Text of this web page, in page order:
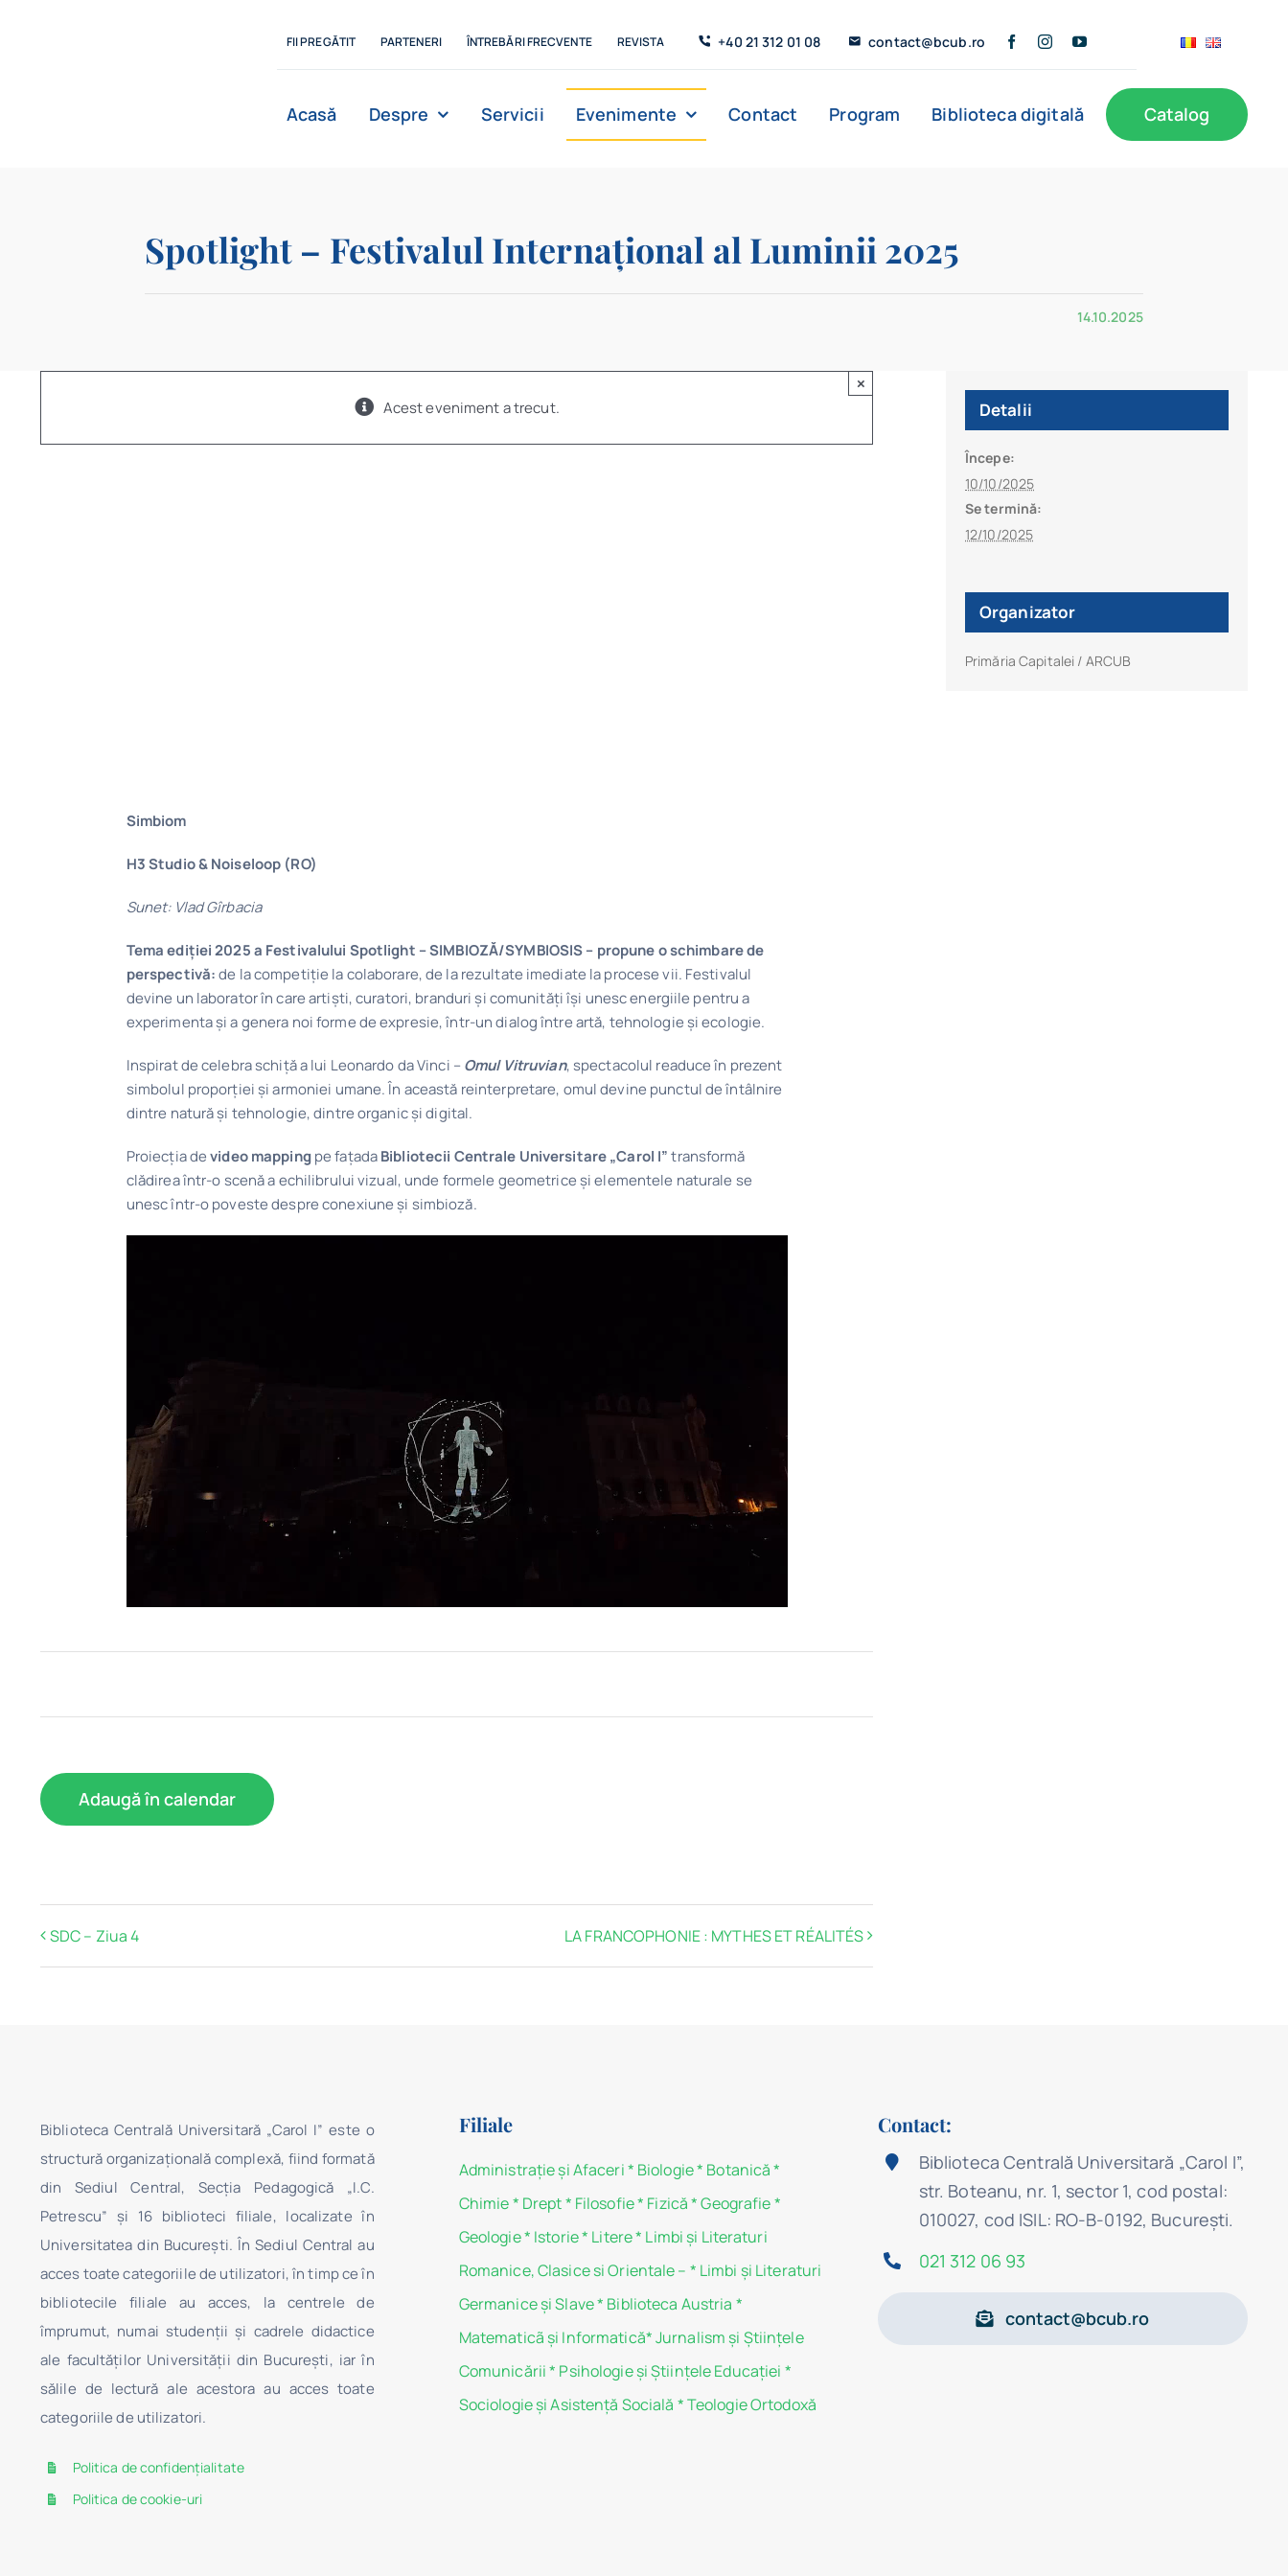
FII PREGĂTIT PARTENERI ÎNTREBĂRI FRECVENTE REVISTA +40 21 312 01 08 contact@bcub.ro
Acasă Despre Servicii Evenimente Contact Program Biblioteca digitală Catalog
Spotlight – Festivalul Internațional al Luminii 2025
14.10.2025
Acest eveniment a trecut.
×
Simbiom
H3 Studio & Noiseloop (RO)
Sunet: Vlad Gîrbacia
Tema ediției 2025 a Festivalului Spotlight – SIMBIOZĂ/SYMBIOSIS – propune o schimbare de
perspectivă:de la competiție la colaborare, de la rezultate imediate la procese vii. Festivalul
devine un laborator în care artiști, curatori, branduri și comunități își unesc energiile pentru a
experimenta și a genera noi forme de expresie, într-un dialog între artă, tehnologie și ecologie.
Inspirat de celebra schiță a lui Leonardo da Vinci –Omul Vitruvian, spectacolul readuce în prezent
simbolul proporției și armoniei umane. În această reinterpretare, omul devine punctul de întâlnire
dintre natură și tehnologie, dintre organic și digital.
Proiecția devideo mappingpe fațadaBibliotecii Centrale Universitare „Carol I”transformă
clădirea într-o scenă a echilibrului vizual, unde formele geometrice și elementele naturale se
unesc într-o poveste despre conexiune și simbioză.
Adaugă în calendar
SDC – Ziua 4 LA FRANCOPHONIE : MYTHES ET RÉALITÉS
Detalii
Începe:
10/10/2025
Se termină:
12/10/2025
Organizator
Primăria Capitalei / ARCUB
Biblioteca Centrală Universitară „Carol I” este o
structură organizaţională complexă, fiind formată
din Sediul Central, Secţia Pedagogică „I.C.
Petrescu” şi 16 biblioteci filiale, localizate în
Universitatea din Bucureşti. În Sediul Central au
acces toate categoriile de utilizatori, în timp ce în
bibliotecile filiale au acces, la centrele de
împrumut, numai studenţii şi cadrele didactice
ale facultăților Universității din București, iar în
sălile de lectură ale acestora au acces toate
categoriile de utilizatori.
Politica de confidențialitate
Politica de cookie-uri
Filiale
Administraţie şi Afaceri* Biologie* Botanică *
Chimie* Drept* Filosofie* Fizică* Geografie*
Geologie* Istorie* Litere* Limbi și Literaturi
Romanice, Clasice si Orientale – * Limbi și Literaturi
Germanice şi Slave* Biblioteca Austria *
Matematicã și Informatică*Jurnalism şi Ştiinţele
Comunicării* Psihologie şi Ştiinţele Educaţiei *
Sociologie şi Asistenţă Socială *Teologie Ortodoxă
Contact:
Biblioteca Centrală Universitară „Carol I”,
str. Boteanu, nr. 1, sector 1, cod postal:
010027, cod ISIL: RO-B-0192, Bucureşti.
021 312 06 93
contact@bcub.ro